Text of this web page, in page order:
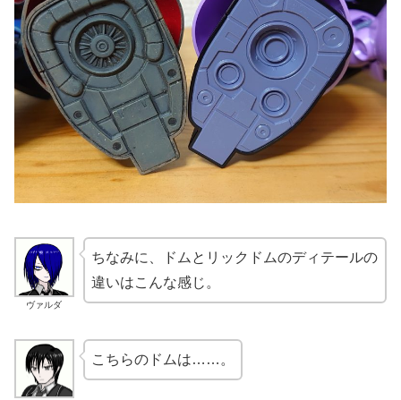
ヴァルダ
ちなみに、ドムとリックドムのディテールの
違いはこんな感じ。
こちらのドムは……。